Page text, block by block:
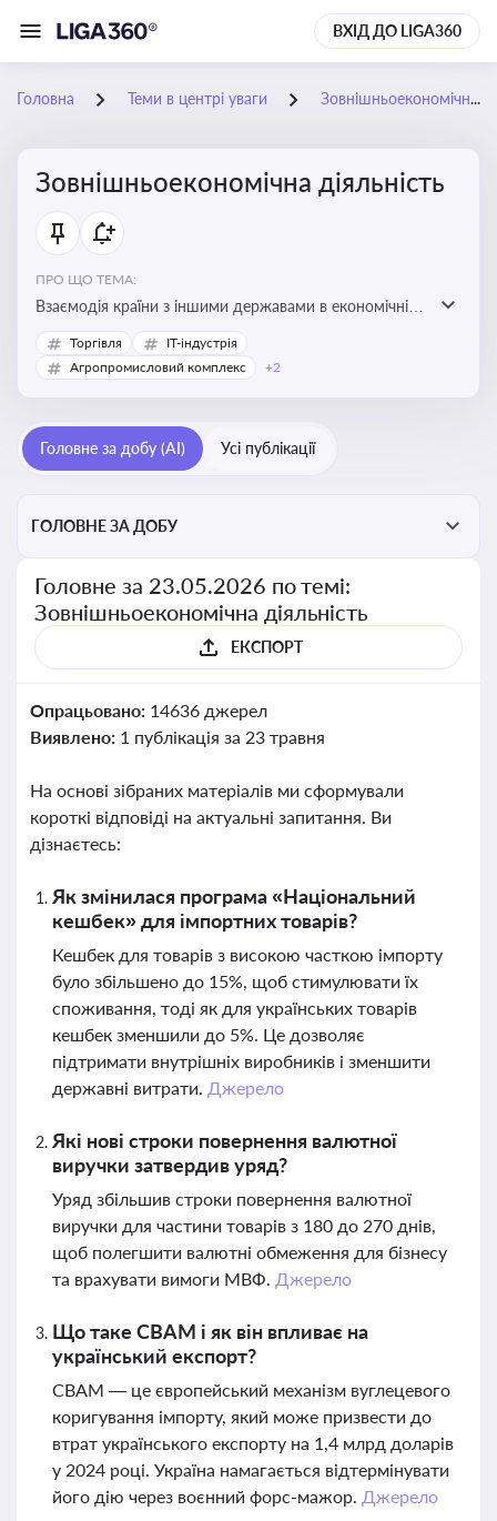
ВХІД ДО LIGA360
Головна Теми в центрі уваги Зовнішньоекономічна діяльність
Зовнішньоекономічна діяльність
ПРО ЩО ТЕМА:
Взаємодія країни з іншими державами в економічній
сфері, включаючи експорт та імпорт товарів і послуг,
міжнародні фінансові операції, інвестиції, торгівлю,
Торгівля
IT-індустрія
Агропромисловий комплекс
+2
Головне за добу (AI) Усі публікації
ГОЛОВНЕ ЗА ДОБУ
Головне за 23.05.2026 по темі:
Зовнішньоекономічна діяльність
ЕКСПОРТ
Опрацьовано: 14636 джерел
Виявлено: 1 публікація за 23 травня
На основі зібраних матеріалів ми сформували
короткі відповіді на актуальні запитання. Ви
дізнаєтесь:
Як змінилася програма «Національний
кешбек» для імпортних товарів?
Кешбек для товарів з високою часткою імпорту
було збільшено до 15%, щоб стимулювати їх
споживання, тоді як для українських товарів
кешбек зменшили до 5%. Це дозволяє
підтримати внутрішніх виробників і зменшити
державні витрати. Джерело
Які нові строки повернення валютної
виручки затвердив уряд?
Уряд збільшив строки повернення валютної
виручки для частини товарів з 180 до 270 днів,
щоб полегшити валютні обмеження для бізнесу
та врахувати вимоги МВФ. Джерело
Що таке CBAM і як він впливає на
український експорт?
CBAM — це європейський механізм вуглецевого
коригування імпорту, який може призвести до
втрат українського експорту на 1,4 млрд доларів
у 2024 році. Україна намагається відтермінувати
його дію через воєнний форс-мажор. Джерело